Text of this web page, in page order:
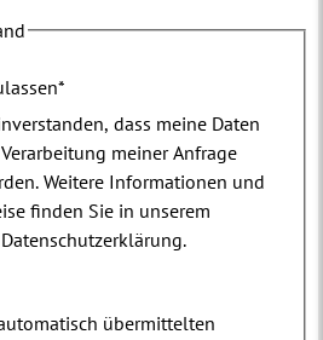
*
dass meine Daten
meiner Anfrage
Weitere Informationen und
finden Sie in unserem
übermittelten